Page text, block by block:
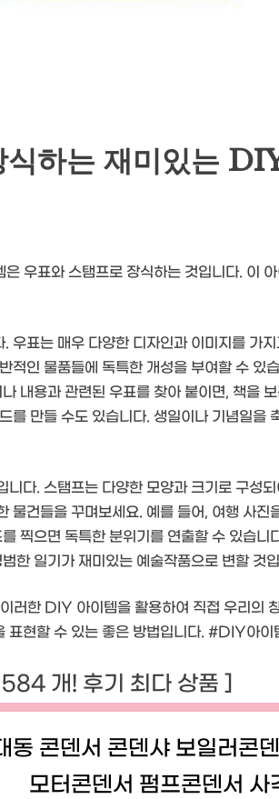
하는 재미있는
우표와 스탬프로 장식하는 것입니다. 이
우표는 매우 다양한 디자인과 이미지를 가
적인 물품들에 독특한 개성을 부여할 수 있
내용과 관련된 우표를 찾아 붙이면, 책을
를 만들 수도 있습니다. 생일이나 기념일을
니다. 스탬프는 다양한 모양과 크기로 구성
물건들을 꾸며보세요. 예를 들어, 여행 사진
찍으면 독특한 분위기를 연출할 수 있습니
한 일기가 재미있는 예술작품으로 변할 것
러한 DIY 아이템을 활용하여 직접 우리의
표현할 수 있는 좋은 방법입니다. #DIY아
개! 후기 최다 상품 ]
동 콘덴서 콘덴샤 보일러콘
모터콘덴서 펌프콘덴서 사